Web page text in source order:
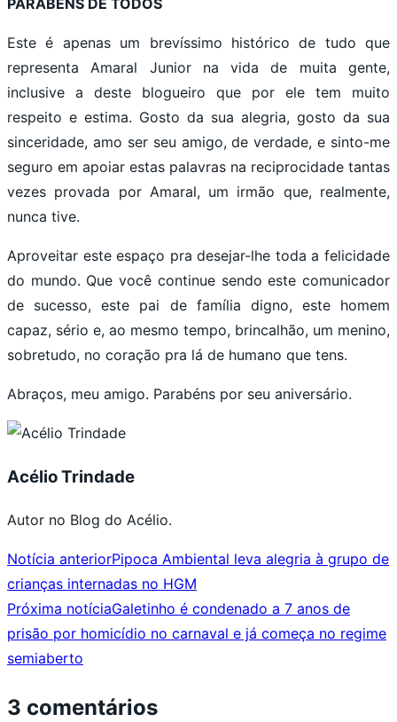
Este é apenas um brevíssimo histórico de tudo que
representa Amaral Junior na vida de muita gente,
inclusive a deste blogueiro que por ele tem muito
respeito e estima. Gosto da sua alegria, gosto da sua
sinceridade, amo ser seu amigo, de verdade, e sinto-me
seguro em apoiar estas palavras na reciprocidade tantas
vezes provada por Amaral, um irmão que, realmente,
nunca tive.
Aproveitar este espaço pra desejar-lhe toda a felicidade
do mundo. Que você continue sendo este comunicador
de sucesso, este pai de família digno, este homem
capaz, sério e, ao mesmo tempo, brincalhão, um menino,
sobretudo, no coração pra lá de humano que tens.
Abraços, meu amigo. Parabéns por seu aniversário.
Acélio Trindade
Autor no Blog do Acélio.
Notícia anteriorPipoca Ambiental leva alegria à grupo de
crianças internadas no HGM
Próxima notíciaGaletinho é condenado a 7 anos de
prisão por homicídio no carnaval e já começa no regime
semiaberto
3 comentários